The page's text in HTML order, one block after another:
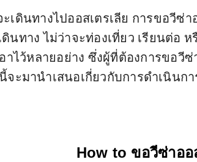
ะเดินทางไปออสเตรเลีย การขอวี
ดินทาง ไม่ว่าจะท่องเที่ยว เรียนต่อ
อาไว้หลายอย่าง ซึ่งผู้ที่ต้องการขอ
ะมานำเสนอเกี่ยวกับการดำเนินก
How to ขอวีซ่าออ